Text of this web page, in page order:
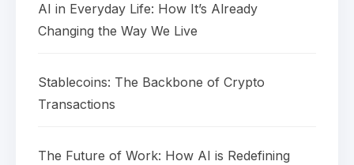
AI in Everyday Life: How It’s Already
Changing the Way We Live
Stablecoins: The Backbone of Crypto
Transactions
The Future of Work: How AI is Redefining